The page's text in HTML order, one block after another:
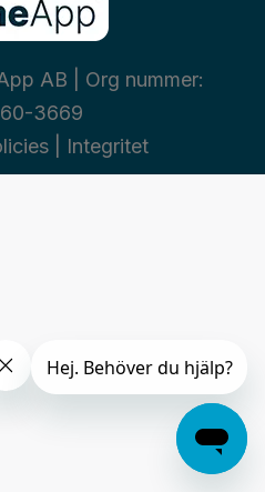
AB | Org nummer:
3669
| Integritet